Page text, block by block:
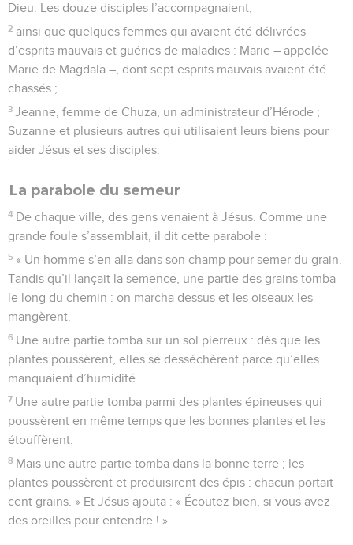
Dieu. Les douze disciples l’accompagnaient,
2 ainsi que quelques femmes qui avaient été délivrées
d’esprits mauvais et guéries de maladies : Marie – appelée
Marie de Magdala –, dont sept esprits mauvais avaient été
chassés ;
3 Jeanne, femme de Chuza, un administrateur d’Hérode ;
Suzanne et plusieurs autres qui utilisaient leurs biens pour
aider Jésus et ses disciples.
La parabole du semeur
4 De chaque ville, des gens venaient à Jésus. Comme une
grande foule s’assemblait, il dit cette parabole :
5 « Un homme s’en alla dans son champ pour semer du grain.
Tandis qu’il lançait la semence, une partie des grains tomba
le long du chemin : on marcha dessus et les oiseaux les
mangèrent.
6 Une autre partie tomba sur un sol pierreux : dès que les
plantes poussèrent, elles se desséchèrent parce qu’elles
manquaient d’humidité.
7 Une autre partie tomba parmi des plantes épineuses qui
poussèrent en même temps que les bonnes plantes et les
étouffèrent.
8 Mais une autre partie tomba dans la bonne terre ; les
plantes poussèrent et produisirent des épis : chacun portait
cent grains. » Et Jésus ajouta : « Écoutez bien, si vous avez
des oreilles pour entendre ! »